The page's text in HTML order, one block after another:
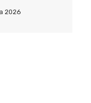
2026